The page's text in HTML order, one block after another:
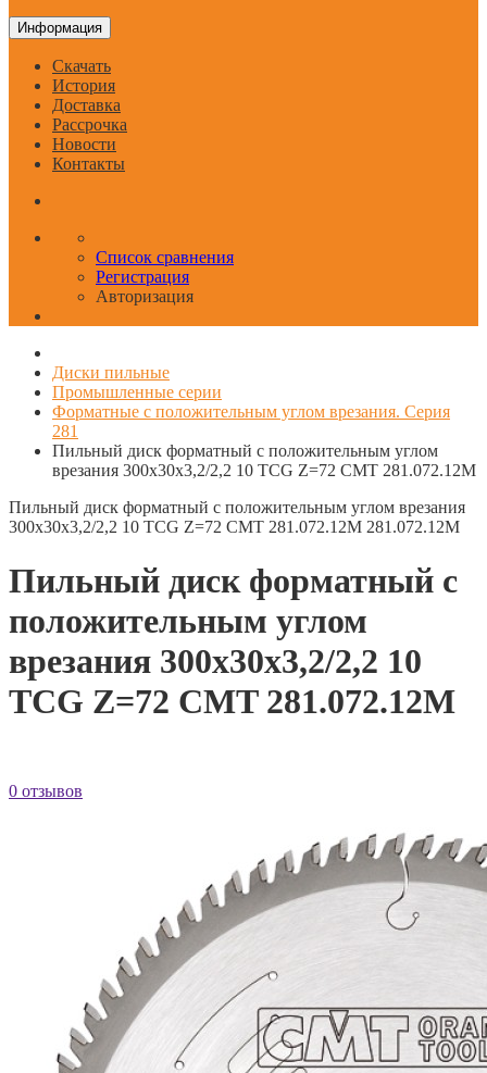
Информация
Скачать
История
Доставка
Рассрочка
Новости
Контакты
Список сравнения
Регистрация
Авторизация
Диски пильные
Промышленные серии
Форматные с положительным углом врезания. Серия
281
Пильный диск форматный с положительным углом
врезания 300x30x3,2/2,2 10 TCG Z=72 CMT 281.072.12M
Пильный диск форматный с положительным углом врезания
300x30x3,2/2,2 10 TCG Z=72 CMT 281.072.12M 281.072.12M
Пильный диск форматный с
положительным углом
врезания 300x30x3,2/2,2 10
TCG Z=72 CMT 281.072.12M
0 отзывов